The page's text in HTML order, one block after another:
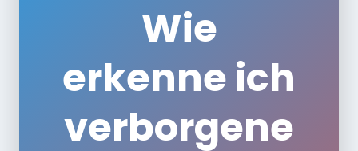
Wie
erkenne ich
verborgene